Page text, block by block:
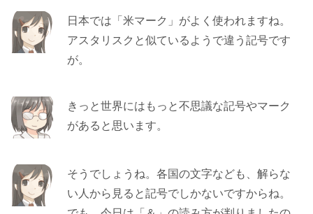
日本では「米マーク」がよく使われますね。
アスタリスクと似ているようで違う記号です
が。
きっと世界にはもっと不思議な記号やマーク
があると思います。
そうでしょうね。各国の文字なども、解らな
い人から見ると記号でしかないですからね。